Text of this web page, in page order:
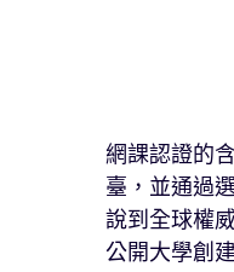
網課認證的
臺，並通過
說到全球權
公開大學創